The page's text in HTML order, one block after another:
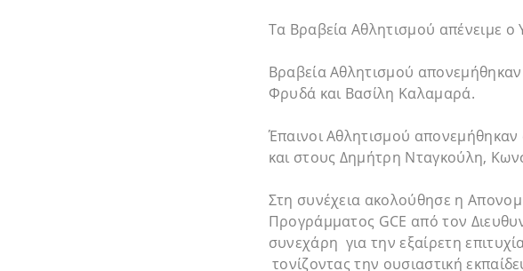
Τα Βραβεία Αθλητισμού απένειμε ο
Βραβεία Αθλητισμού
Φρυδά και Βασίλη Καλαμαρά.
Έπαινοι Αθλητισμού
και στους Δημήτρη Νταγκούλη,
Στη συνέχεια ακολούθησε η
Προγράμματος GCE από τον
συνεχάρη για την εξαίρετη
τονίζοντας την ουσιαστική